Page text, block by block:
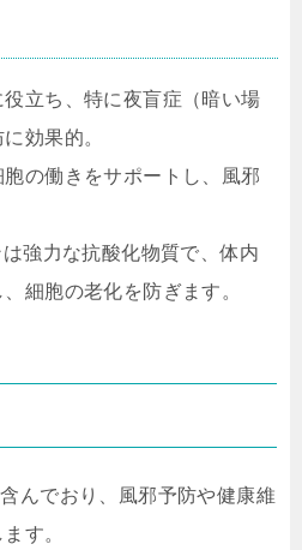
立ち、特に夜盲症（暗い場
効果的。
胞の働きをサポートし、風邪
強力な抗酸化物質で、体内
細胞の老化を防ぎます。
んでおり、風邪予防や健康維
す。